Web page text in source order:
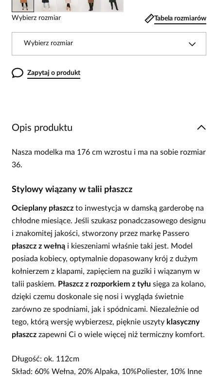
Wybierz rozmiar Tabela rozmiarów
Wybierz rozmiar
Zapytaj o produkt
Opis produktu
Nasza modelka ma 176 cm wzrostu i ma na sobie rozmiar
36.
Stylowy wiązany w talii płaszcz
Ocieplany płaszcz to inwestycja w damską garderobę na
chłodne miesiące. Jeśli szukasz ponadczasowego designu
i znakomitej jakości, stworzony przez markę Passero
płaszcz z wełną i kieszeniami właśnie taki jest. Model
posiada kobiecy, optymalnie dopasowany krój z dużym
kołnierzem z klapami, zapięciem na guziki i wiązanym w
talii paskiem. Płaszcz z rozporkiem z tyłu sięga za kolano,
dzięki czemu doskonale się nosi i wygląda świetnie
zarówno ze spodniami, jak i spódnicami. Niezależnie od
tego, którą wersję wybierzesz, pięknie uszyty klasyczny
płaszcz zapewni Ci o wiele więcej niż termiczny komfort.
Długość: ok. 112cm
Skład: 60% Wełna, 20% Alpaka, 10%Poliester, 10% Inne